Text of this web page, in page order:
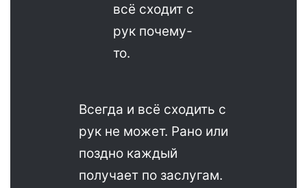
всё сходит с
рук почему-
то.
Всегда и всё сходить с
рук не может. Рано или
поздно каждый
получает по заслугам.